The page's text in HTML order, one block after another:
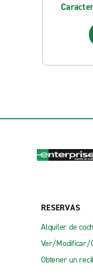
RESERVAS
Alquiler de
Ver/Modificar/
Obtener un